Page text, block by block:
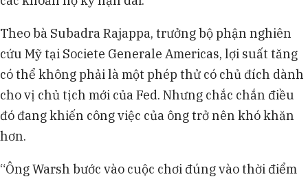
Theo bà Subadra Rajappa, trưởng bộ phận nghiên
cứu Mỹ tại Societe Generale Americas, lợi suất tăng
có thể không phải là một phép thử có chủ đích dành
cho vị chủ tịch mới của Fed. Nhưng chắc chắn điều
đó đang khiến công việc của ông trở nên khó khăn
hơn.
“Ông Warsh bước vào cuộc chơi đúng vào thời điểm